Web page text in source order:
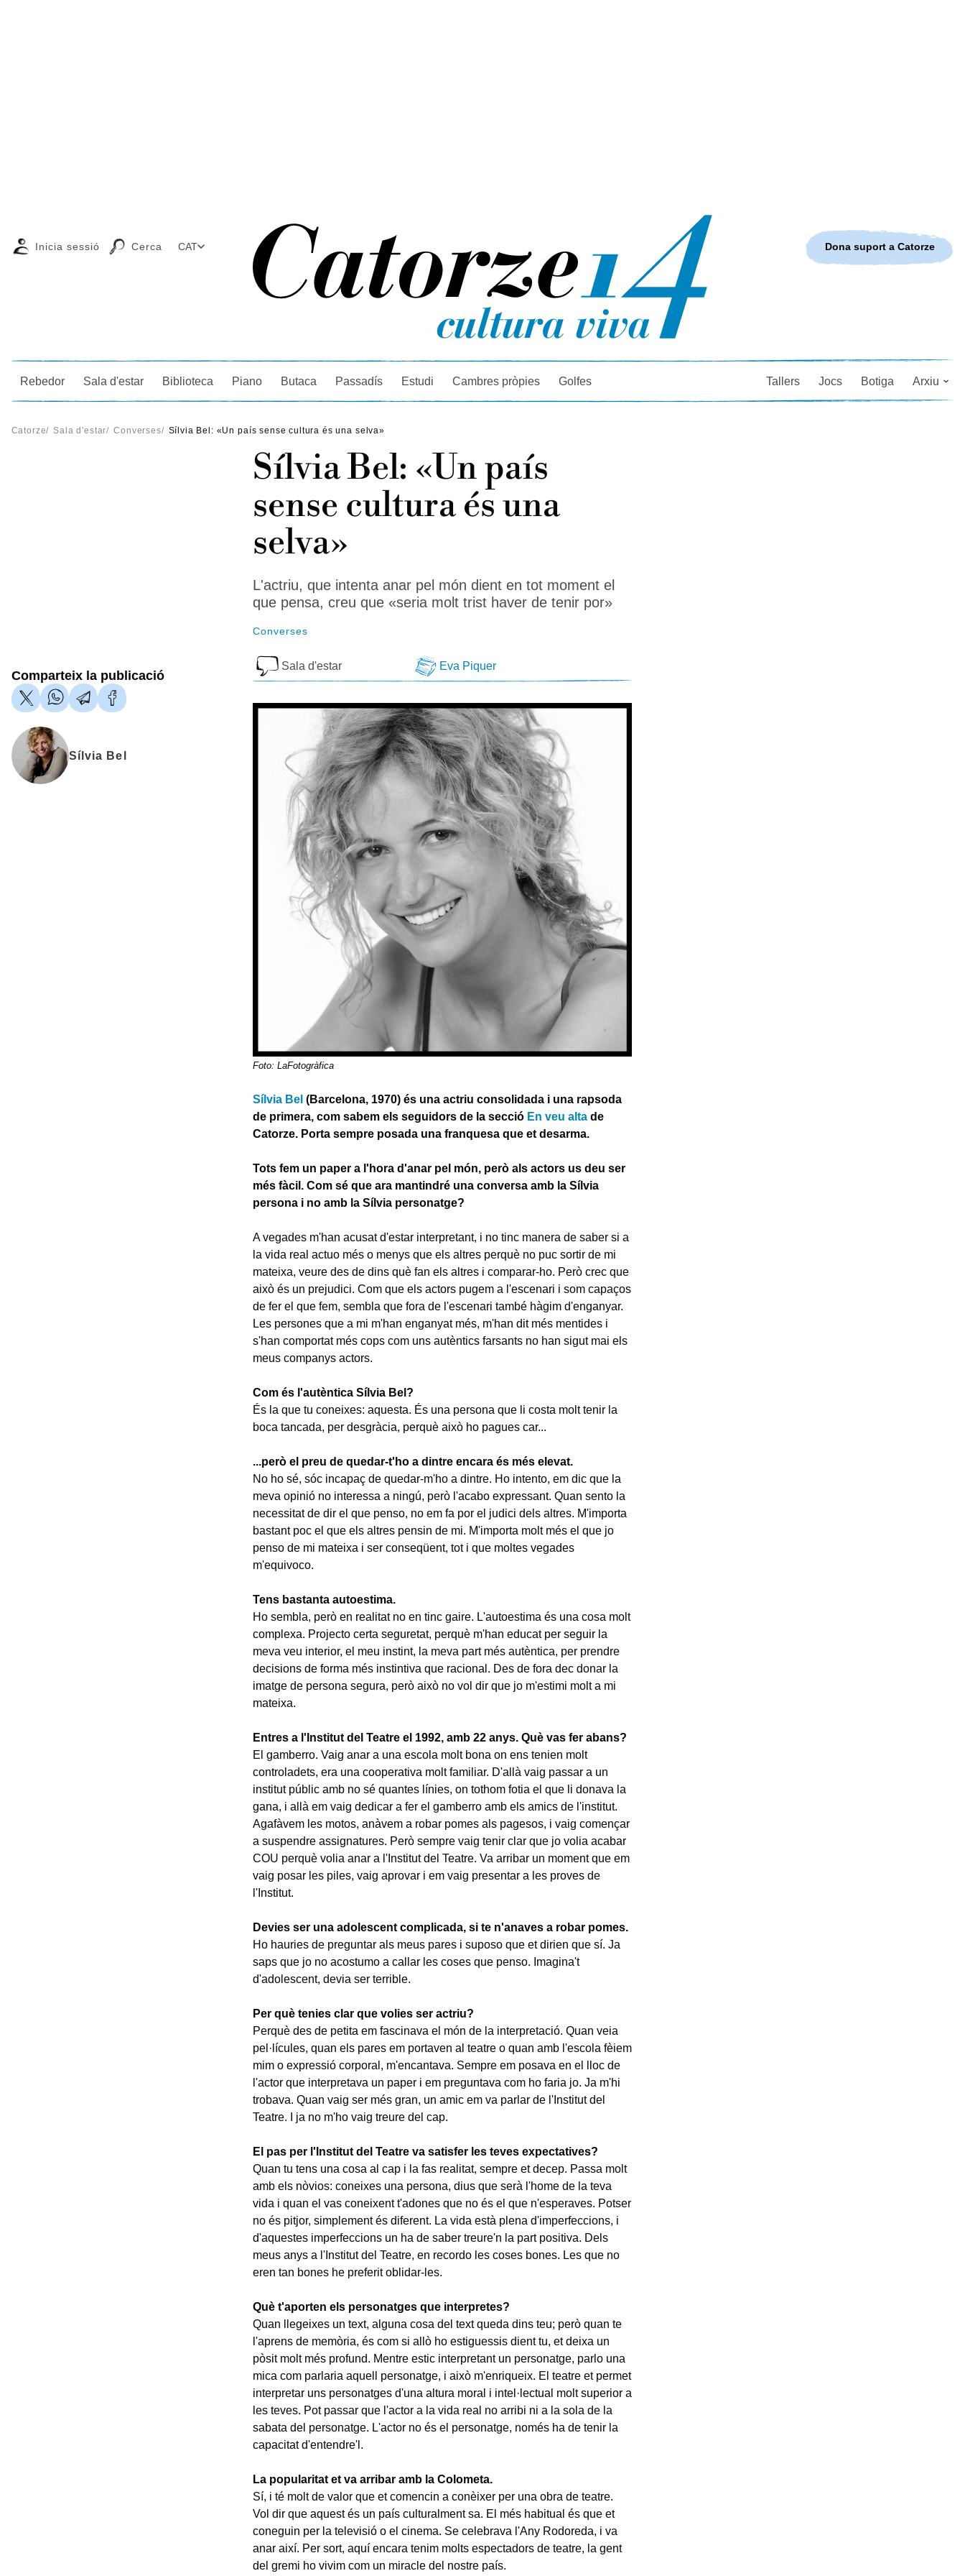
Cercador
Inicia sessió Cerca CAT
Rebedor Sala d'estar Biblioteca Piano Butaca Passadís Estudi Cambres pròpies Golfes Tallers Jocs Botiga Arxiu
Dona suport a Catorze
Catorze/ Sala d'estar/ Converses/ Sílvia Bel: «Un país sense cultura és una selva»
Sílvia Bel: «Un país
sense cultura és una
selva»
L'actriu, que intenta anar pel món dient en tot moment el
que pensa, creu que «seria molt trist haver de tenir por»
Converses
Sala d'estar Eva Piquer
Comparteix la publicació
Sílvia Bel
Foto: LaFotogràfica
Sílvia Bel (Barcelona, 1970) és una actriu consolidada i una rapsoda
de primera, com sabem els seguidors de la secció En veu altade
Catorze. Porta sempre posada una franquesa que et desarma.
Tots fem un paper a l'hora d'anar pel món, però als actors us deu ser
més fàcil. Com sé que ara mantindré una conversa amb la Sílvia
persona i no amb la Sílvia personatge?
A vegades m'han acusat d'estar interpretant, i no tinc manera de saber si a
la vida real actuo més o menys que els altres perquè no puc sortir de mi
mateixa, veure des de dins què fan els altres i comparar-ho. Però crec que
això és un prejudici. Com que els actors pugem a l'escenari i som capaços
de fer el que fem, sembla que fora de l'escenari també hàgim d'enganyar.
Les persones que a mi m'han enganyat més, m'han dit més mentides i
s'han comportat més cops com uns autèntics farsants no han sigut mai els
meus companys actors.
Com és l'autèntica Sílvia Bel?
És la que tu coneixes: aquesta. És una persona que li costa molt tenir la
boca tancada, per desgràcia, perquè això ho pagues car...
...però el preu de quedar-t'ho a dintre encara és més elevat.
No ho sé, sóc incapaç de quedar-m'ho a dintre. Ho intento, em dic que la
meva opinió no interessa a ningú, però l'acabo expressant. Quan sento la
necessitat de dir el que penso, no em fa por el judici dels altres. M'importa
bastant poc el que els altres pensin de mi. M'importa molt més el que jo
penso de mi mateixa i ser conseqüent, tot i que moltes vegades
m'equivoco.
Tens bastanta autoestima.
Ho sembla, però en realitat no en tinc gaire. L'autoestima és una cosa molt
complexa. Projecto certa seguretat, perquè m'han educat per seguir la
meva veu interior, el meu instint, la meva part més autèntica, per prendre
decisions de forma més instintiva que racional. Des de fora dec donar la
imatge de persona segura, però això no vol dir que jo m'estimi molt a mi
mateixa.
Entres a l'Institut del Teatre el 1992, amb 22 anys. Què vas fer abans?
El gamberro. Vaig anar a una escola molt bona on ens tenien molt
controladets, era una cooperativa molt familiar. D'allà vaig passar a un
institut públic amb no sé quantes línies, on tothom fotia el que li donava la
gana, i allà em vaig dedicar a fer el gamberro amb els amics de l'institut.
Agafàvem les motos, anàvem a robar pomes als pagesos, i vaig començar
a suspendre assignatures. Però sempre vaig tenir clar que jo volia acabar
COU perquè volia anar a l'Institut del Teatre. Va arribar un moment que em
vaig posar les piles, vaig aprovar i em vaig presentar a les proves de
l'Institut.
Devies ser una adolescent complicada, si te n'anaves a robar pomes.
Ho hauries de preguntar als meus pares i suposo que et dirien que sí. Ja
saps que jo no acostumo a callar les coses que penso. Imagina't
d'adolescent, devia ser terrible.
Per què tenies clar que volies ser actriu?
Perquè des de petita em fascinava el món de la interpretació. Quan veia
pel·lícules, quan els pares em portaven al teatre o quan amb l'escola fèiem
mim o expressió corporal, m'encantava. Sempre em posava en el lloc de
l'actor que interpretava un paper i em preguntava com ho faria jo. Ja m'hi
trobava. Quan vaig ser més gran, un amic em va parlar de l'Institut del
Teatre. I ja no m'ho vaig treure del cap.
El pas per l'Institut del Teatre va satisfer les teves expectatives?
Quan tu tens una cosa al cap i la fas realitat, sempre et decep. Passa molt
amb els nòvios: coneixes una persona, dius que serà l'home de la teva
vida i quan el vas coneixent t'adones que no és el que n'esperaves. Potser
no és pitjor, simplement és diferent. La vida està plena d'imperfeccions, i
d'aquestes imperfeccions un ha de saber treure'n la part positiva. Dels
meus anys a l'Institut del Teatre, en recordo les coses bones. Les que no
eren tan bones he preferit oblidar-les.
Què t'aporten els personatges que interpretes?
Quan llegeixes un text, alguna cosa del text queda dins teu; però quan te
l'aprens de memòria, és com si allò ho estiguessis dient tu, et deixa un
pòsit molt més profund. Mentre estic interpretant un personatge, parlo una
mica com parlaria aquell personatge, i això m'enriqueix. El teatre et permet
interpretar uns personatges d'una altura moral i intel·lectual molt superior a
les teves. Pot passar que l'actor a la vida real no arribi ni a la sola de la
sabata del personatge. L'actor no és el personatge, només ha de tenir la
capacitat d'entendre'l.
La popularitat et va arribar amb la Colometa.
Sí, i té molt de valor que et comencin a conèixer per una obra de teatre.
Vol dir que aquest és un país culturalment sa. El més habitual és que et
coneguin per la televisió o el cinema. Se celebrava l'Any Rodoreda, i va
anar així. Per sort, aquí encara tenim molts espectadors de teatre, la gent
del gremi ho vivim com un miracle del nostre país.